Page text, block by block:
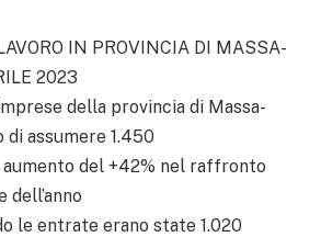
IN PROVINCIA DI MASSA-
2023
della provincia di Massa-
assumere 1.450
del +42% nel raffronto
dell’anno
le entrate erano state 1.020